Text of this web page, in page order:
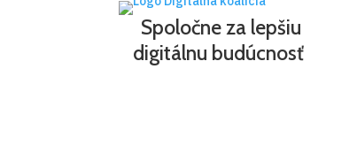
Spoločne za lepšiu
digitálnu budúcnosť